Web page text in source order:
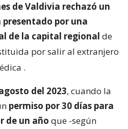
de Valdivia rechazó un
por una
de la capital regional de
por salir al extranjero
.
del 2023, cuando la
permiso por 30 días para
de un año que -según